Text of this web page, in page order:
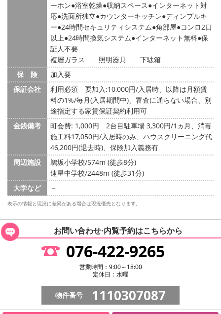
ーホン 浴室乾燥 収納スペース インターネット対
応 洗面所独立 カウンターキッチン ディンプルキ
ー 24時間セキュリティシステム 角部屋 コンロ2口
以上 24時間換気システム インターネット無料 保
証人不要
複層ガラス 照明器具 下駄箱
保 険
加入要
保証会社
利用必須 要加入:10,000円/入居時、以降は月額賃
料の1%/毎月(入居期間中)、審査に通らない場合、別
途指定する家賃保証契約利用可
金銭備考
町会費: 1,000円
2台目駐車場 3,300円/1ヵ月、消毒
施工料17,050円/入居時のみ、ハウスクリーニング代
46,200円(退去時)、保険加入義務有
周辺施設
鵜坂小学校/574m (徒歩8分)
速星中学校/2448m (徒歩31分)
大学など
－
表示の情報と現況に差異がある場合は現況優先となります。
お問い合わせ·内覧予約はこちらから
076-422-9265
営業時間：9:00～18:00
定休日：水曜
物件番号 1110307087